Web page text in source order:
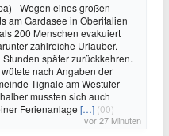
- Wegen eines großen
am Gardasee in Oberitalien
200 Menschen evakuiert
zahlreiche Urlauber.
Stunden später zurückkehren.
nach Angaben der
Tignale am Westufer
mussten sich auch
Ferienanlage […] (00)
vor 27 Minuten